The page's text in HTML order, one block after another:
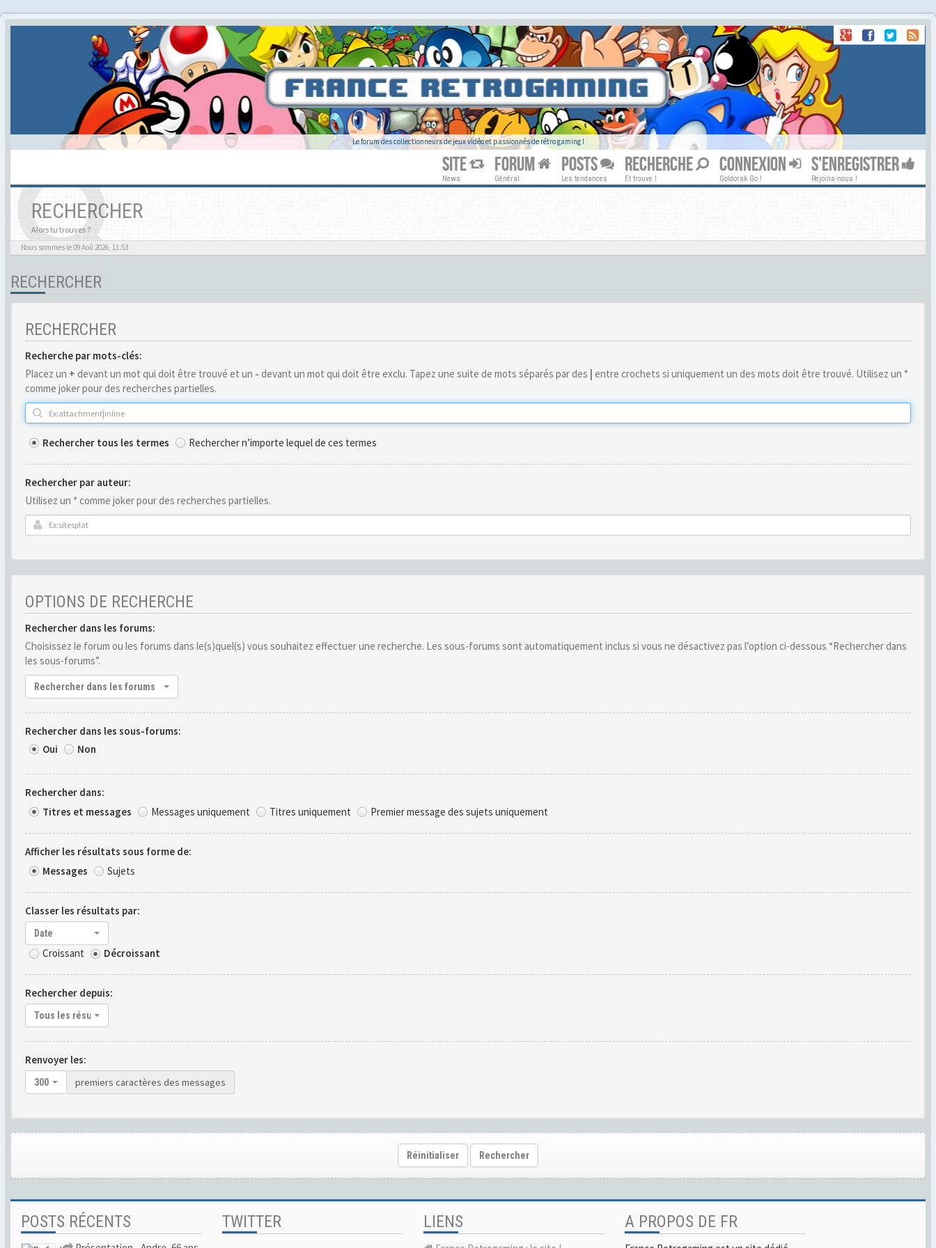
Le forum des collectionneurs de jeux vidéo et passionnés de rétro gaming !
SITE
News
FORUM
Général
POSTS
Les tendances
RECHERCHE
Et trouve !
CONNEXION
Goldorak Go !
S'ENREGISTRER
Rejoins-nous !
RECHERCHER
Alors tu trouves ?
Nous sommes le 09 Aoû 2026, 11:53
RECHERCHER
RECHERCHER
Recherche par mots-clés:
Placez un + devant un mot qui doit être trouvé et un - devant un mot qui doit être exclu. Tapez une suite de mots séparés par des | entre crochets si uniquement un des mots doit être trouvé. Utilisez un *
comme joker pour des recherches partielles.
Rechercher tous les termes Rechercher n’importe lequel de ces termes
Rechercher par auteur:
Utilisez un * comme joker pour des recherches partielles.
OPTIONS DE RECHERCHE
Rechercher dans les forums:
Choisissez le forum ou les forums dans le(s)quel(s) vous souhaitez effectuer une recherche. Les sous-forums sont automatiquement inclus si vous ne désactivez pas l’option ci-dessous “Rechercher dans
les sous-forums”.
Rechercher dans les forums
Rechercher dans les sous-forums:
Oui
Non
Rechercher dans:
Titres et messages
Messages uniquement Titres uniquement Premier message des sujets uniquement
Afficher les résultats sous forme de:
Messages
Sujets
Classer les résultats par:
Date
Croissant Décroissant
Rechercher depuis:
Tous les résultats
Renvoyer les:
300 premiers caractères des messages
Réinitialiser Rechercher
POSTS RÉCENTS TWITTER LIENS A PROPOS DE FR